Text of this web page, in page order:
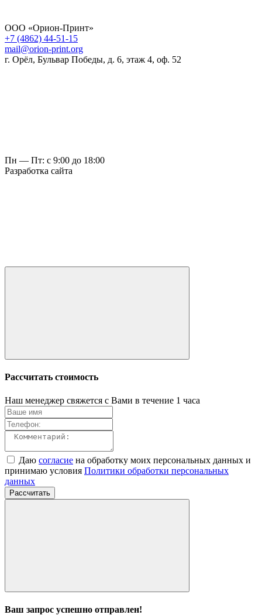
ООО «Орион-Принт»
+7 (4862) 44-51-15
mail@orion-print.org
г. Орёл, Бульвар Победы, д. 6, этаж 4, оф. 52
Пн — Пт: с 9:00 до 18:00
Разработка сайта
Рассчитать стоимость
Наш менеджер свяжется с Вами в течение 1 часа
Даю согласие на обработку моих персональных данных и
принимаю условия Политики обработки персональных
данных
Рассчитать
Ваш запрос успешно отправлен!